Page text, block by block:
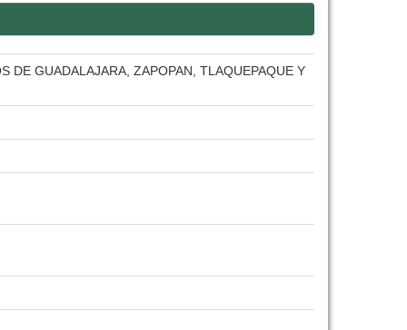
DE GUADALAJARA, ZAPOPAN, TLAQUEPAQUE Y